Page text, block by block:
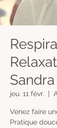
jeu. 11 févr.
Venez faire
Pratique